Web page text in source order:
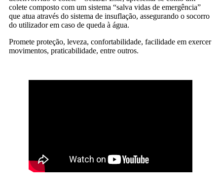
colete composto com um sistema “salva vidas de emergência”
que atua através do sistema de insuflação, assegurando o socorro
do utilizador em caso de queda à água.
Promete proteção, leveza, confortabilidade, facilidade em exercer
movimentos, praticabilidade, entre outros.